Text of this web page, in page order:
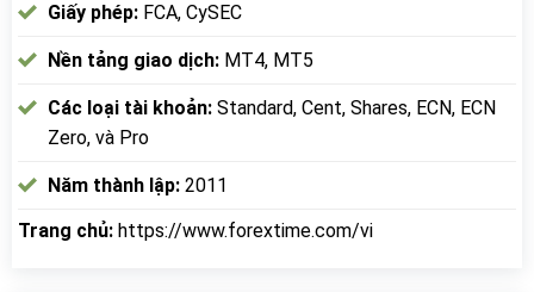
Giấy phép: FCA, CySEC
Nền tảng giao dịch: MT4, MT5
Các loại tài khoản: Standard, Cent, Shares, ECN, ECN
Zero, và Pro
Năm thành lập: 2011
Trang chủ: https://www.forextime.com/vi